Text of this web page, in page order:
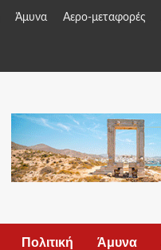
Άμυνα Αερο-μεταφορές
Πολιτική Άμυνα